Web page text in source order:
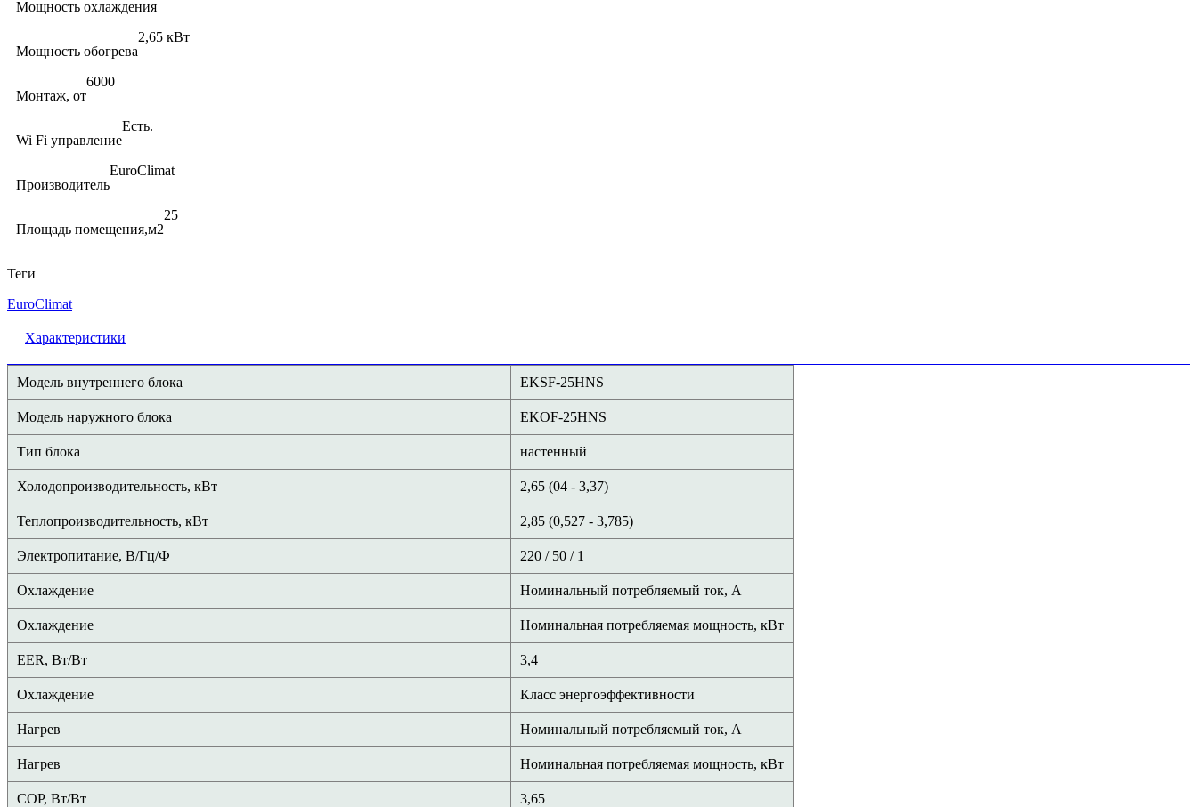
Мощность охлаждения
Мощность обогрева
2,65 кВт
Монтаж, от
6000
Wi Fi управление
Есть.
Производитель
EuroClimat
Площадь помещения,м2
25
Теги
EuroClimat
Характеристики
Модель внутреннего блока EKSF-25HNS
Модель наружного блока EKOF-25HNS
Тип блока настенный
Холодопроизводительность, кВт 2,65 (04 - 3,37)
Теплопроизводительность, кВт 2,85 (0,527 - 3,785)
Электропитание, В/Гц/Ф 220 / 50 / 1
Охлаждение Номинальный потребляемый ток, A
Охлаждение Номинальная потребляемая мощность, кВт
EER, Вт/Вт 3,4
Охлаждение Класс энергоэффективности
Нагрев Номинальный потребляемый ток, А
Нагрев Номинальная потребляемая мощность, кВт
COP, Вт/Вт 3,65